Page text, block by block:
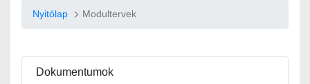
Nyitólap Modultervek
Dokumentumok